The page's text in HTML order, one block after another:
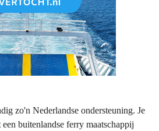
zo'n Nederlandse ondersteuning. Je
buitenlandse ferry maatschappij